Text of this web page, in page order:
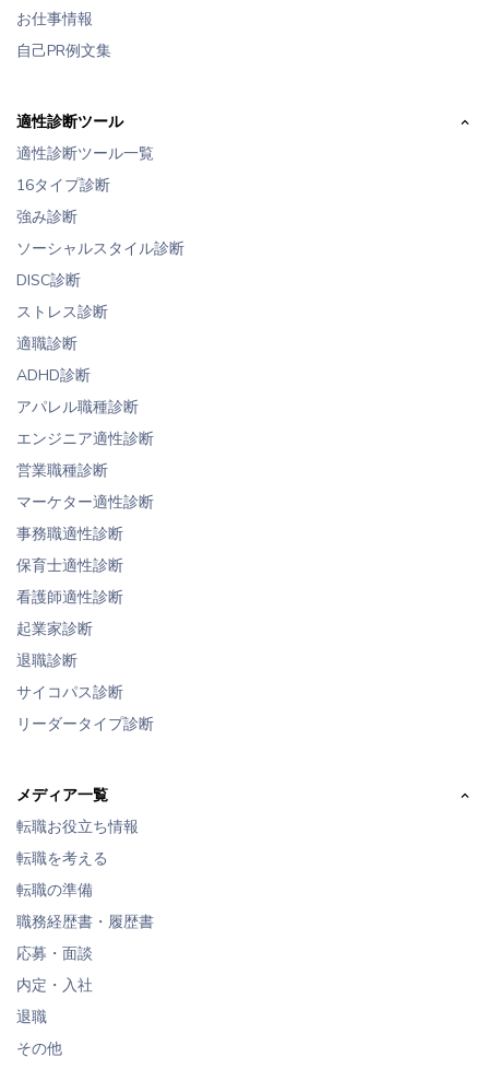
お仕事情報
自己PR例文集
適性診断ツール
適性診断ツール一覧
16タイプ診断
強み診断
ソーシャルスタイル診断
DISC診断
ストレス診断
適職診断
ADHD診断
アパレル職種診断
エンジニア適性診断
営業職種診断
マーケター適性診断
事務職適性診断
保育士適性診断
看護師適性診断
起業家診断
退職診断
サイコパス診断
リーダータイプ診断
メディア一覧
転職お役立ち情報
転職を考える
転職の準備
職務経歴書・履歴書
応募・面談
内定・入社
退職
その他